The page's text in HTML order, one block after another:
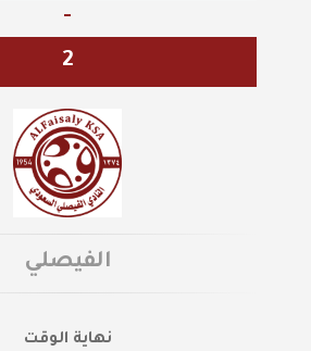
-
2
الفيصلي
نهاية الوقت